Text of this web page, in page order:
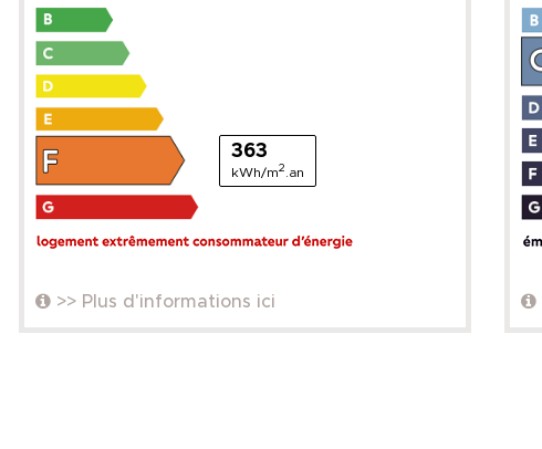
363
kWh/m2 .an
>> Plus d'informations ici